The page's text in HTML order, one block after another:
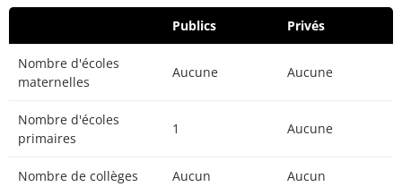
Publics Privés
Nombre d'écoles
maternelles
Aucune Aucune
Nombre d'écoles
primaires
1 Aucune
Nombre de collèges Aucun Aucun